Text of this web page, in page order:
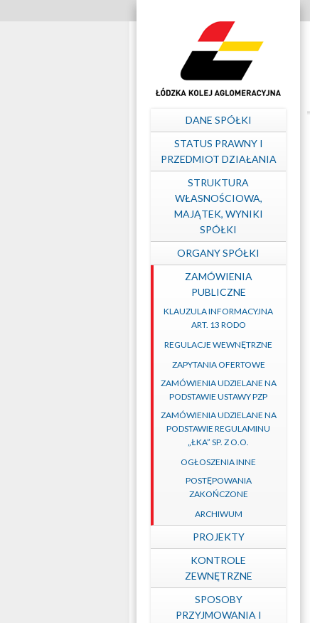
Aglomeracyjna
Menu
główne
DANE SPÓŁKI
STATUS PRAWNY I
PRZEDMIOT DZIAŁANIA
STRUKTURA
WŁASNOŚCIOWA,
MAJĄTEK, WYNIKI
SPÓŁKI
ORGANY SPÓŁKI
ZAMÓWIENIA
PUBLICZNE
KLAUZULA INFORMACYJNA
ART. 13 RODO
REGULACJE WEWNĘTRZNE
ZAPYTANIA OFERTOWE
ZAMÓWIENIA UDZIELANE NA
PODSTAWIE USTAWY PZP
ZAMÓWIENIA UDZIELANE NA
PODSTAWIE REGULAMINU
„ŁKA” SP. Z O.O.
OGŁOSZENIA INNE
POSTĘPOWANIA
ZAKOŃCZONE
ARCHIWUM
PROJEKTY
KONTROLE
ZEWNĘTRZNE
SPOSOBY
PRZYJMOWANIA I